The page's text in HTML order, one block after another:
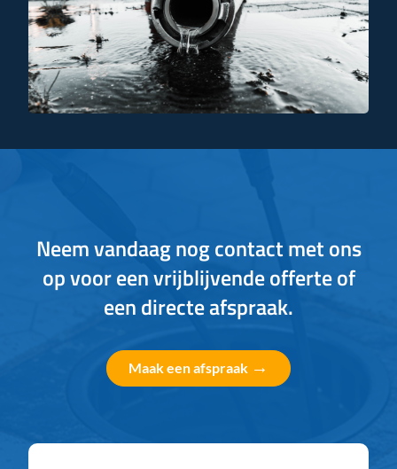
Neem vandaag nog contact met ons
op voor een vrijblijvende offerte of
een directe afspraak.
Maak een afspraak →